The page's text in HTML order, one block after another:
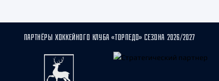
ПАРТНЁРЫ ХОККЕЙНОГО КЛУБА «ТОРПЕДО» СЕЗОНА 2026/2027